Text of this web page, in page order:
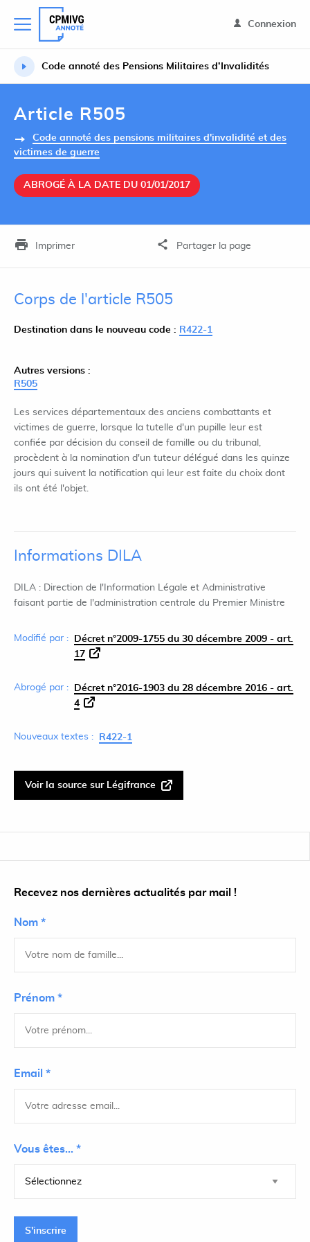
Connexion
Code annoté des Pensions Militaires d’Invalidités
Article R505
Code annoté des pensions militaires d'invalidité et des
victimes de guerre
ABROGÉ À LA DATE DU 01/01/2017
Imprimer Partager la page
Corps de l'article R505
Destination dans le nouveau code : R422-1
Autres versions :
R505
Les services départementaux des anciens combattants et
victimes de guerre, lorsque la tutelle d'un pupille leur est
confiée par décision du conseil de famille ou du tribunal,
procèdent à la nomination d'un tuteur délégué dans les quinze
jours qui suivent la notification qui leur est faite du choix dont
ils ont été l'objet.
Informations DILA
DILA : Direction de l'Information Légale et Administrative
faisant partie de l'administration centrale du Premier Ministre
Modifié par :
Décret n°2009-1755 du 30 décembre 2009 - art.
17
Abrogé par :
Décret n°2016-1903 du 28 décembre 2016 - art.
4
Nouveaux textes : R422-1
Voir la source sur Légifrance
Recevez nos dernières actualités par mail !
Nom *
Prénom *
Email *
Vous êtes... *
S'inscrire